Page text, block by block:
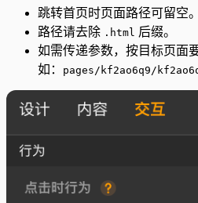
跳转首页时页面路径可留空。
路径请去除 .html 后缀。
如需传递参数，按目标页面
如：
pages/kf2ao6q9/